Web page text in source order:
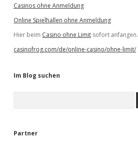
Casinos ohne Anmeldung
Online Spielhallen ohne Anmeldung
Hier beim Casino ohne Limit sofort anfangen.
casinofrog.com/de/online-casino/ohne-limit/
Im Blog suchen
e
Partner